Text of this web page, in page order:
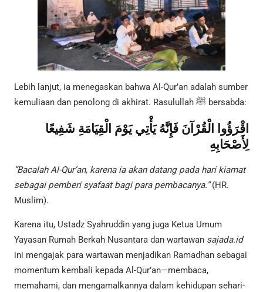
Lebih lanjut, ia menegaskan bahwa Al-Qur’an adalah sumber
kemuliaan dan penolong di akhirat. Rasulullah ﷺ bersabda:
اقْرَؤُوا الْقُرْآنَ فَإِنَّهُ يَأْتِي يَوْمَ الْقِيَامَةِ شَفِيعًا
لِأَصْحَابِهِ
“Bacalah Al-Qur’an, karena ia akan datang pada hari kiamat
sebagai pemberi syafaat bagi para pembacanya.”(HR.
Muslim).
Karena itu, Ustadz Syahruddin yang juga Ketua Umum
Yayasan Rumah Berkah Nusantara dan wartawan sajada.id
ini mengajak para wartawan menjadikan Ramadhan sebagai
momentum kembali kepada Al-Qur’an—membaca,
memahami, dan mengamalkannya dalam kehidupan sehari-